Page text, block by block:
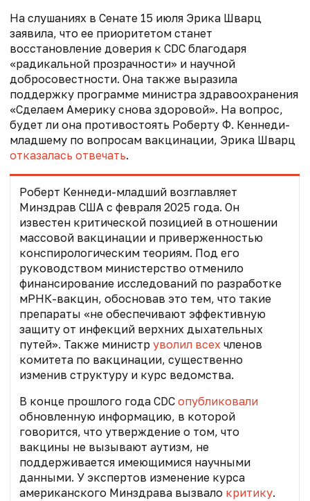
На слушаниях в Сенате 15 июля Эрика Шварц
заявила, что ее приоритетом станет
восстановление доверия к CDC благодаря
«радикальной прозрачности» и научной
добросовестности. Она также выразила
поддержку программе министра здравоохранения
«Сделаем Америку снова здоровой». На вопрос,
будет ли она противостоять Роберту Ф. Кеннеди-
младшему по вопросам вакцинации, Эрика Шварц
отказалась отвечать.
Роберт Кеннеди-младший возглавляет
Минздрав США с февраля 2025 года. Он
известен критической позицией в отношении
массовой вакцинации и приверженностью
конспирологическим теориям. Под его
руководством министерство отменило
финансирование исследований по разработке
мРНК-вакцин, обосновав это тем, что такие
препараты «не обеспечивают эффективную
защиту от инфекций верхних дыхательных
путей». Также министр уволил всехчленов
комитета по вакцинации, существенно
изменив структуру и курс ведомства.
В конце прошлого года CDC опубликовали
обновленную информацию, в которой
говорится, что утверждение о том, что
вакцины не вызывают аутизм, не
поддерживается имеющимися научными
данными. У экспертов изменение курса
американского Минздрава вызвало критику.